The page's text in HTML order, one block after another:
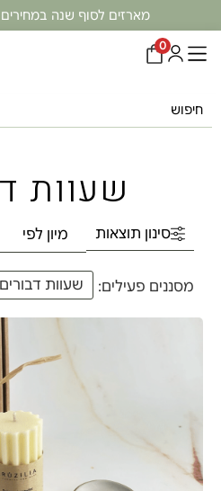
מארזים לסוף שנה
0
שעוות
סינון תוצאות
מסננים פעילים: שעוות דבורים